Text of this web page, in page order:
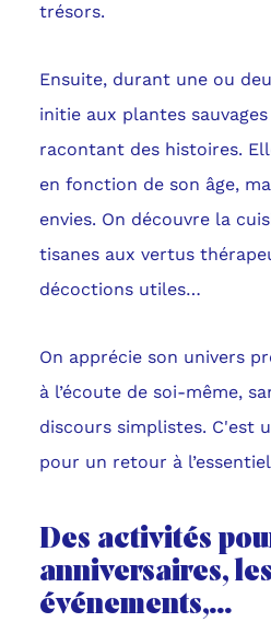
trésors.
Ensuite, durant une ou
initie aux plantes
racontant des histoires.
en fonction de son âge,
envies. On découvre la
tisanes aux vertus
décoctions utiles…
On apprécie son univers
à l’écoute de soi-même,
discours simplistes. C'est
pour un retour à
Des activités
anniversaires, les
événements,...